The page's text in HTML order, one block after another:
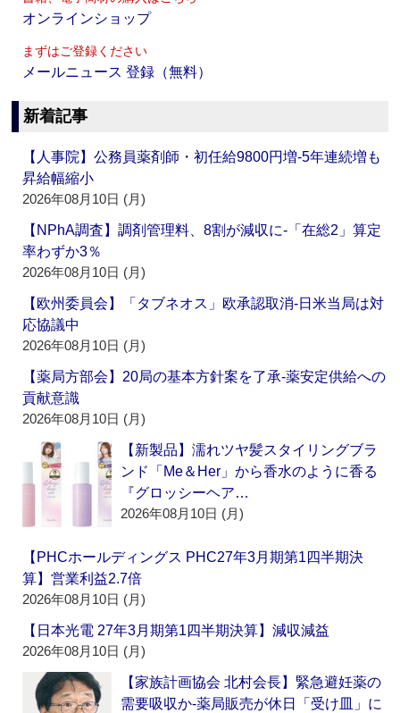
オンラインショップ
まずはご登録ください
メールニュース 登録（無料）
新着記事
【人事院】公務員薬剤師・初任給9800円増‐5年連続増も
昇給幅縮小
2026年08月10日 (月)
【NPhA調査】調剤管理料、8割が減収に‐「在総2」算定
率わずか3％
2026年08月10日 (月)
【欧州委員会】「タブネオス」欧承認取消‐日米当局は対
応協議中
2026年08月10日 (月)
【薬局方部会】20局の基本方針案を了承‐薬安定供給への
貢献意識
2026年08月10日 (月)
【新製品】濡れツヤ髪スタイリングブラ
ンド「Me＆Her」から香水のように香る
『グロッシーヘア…
2026年08月10日 (月)
【PHCホールディングス PHC27年3月期第1四半期決
算】営業利益2.7倍
2026年08月10日 (月)
【日本光電 27年3月期第1四半期決算】減収減益
2026年08月10日 (月)
【家族計画協会 北村会長】緊急避妊薬の
需要吸収か‐薬局販売が休日「受け皿」に